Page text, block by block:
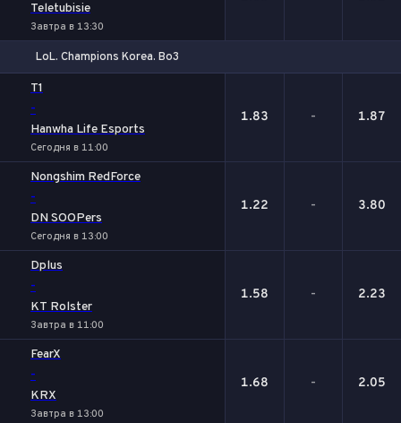
Teletubisie
Завтра в 13:30
LoL. Champions Korea. Bo3
T1
-
Hanwha Life Esports
Сегодня в 11:00
1.83 - 1.87
Nongshim RedForce
-
DN SOOPers
Сегодня в 13:00
1.22 - 3.80
Dplus
-
KT Rolster
Завтра в 11:00
1.58 - 2.23
FearX
-
KRX
Завтра в 13:00
1.68 - 2.05